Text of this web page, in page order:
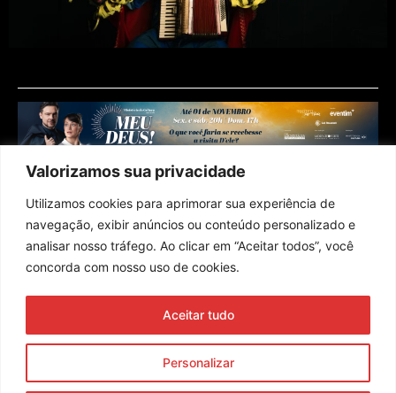
Valorizamos sua privacidade
Utilizamos cookies para aprimorar sua experiência de
navegação, exibir anúncios ou conteúdo personalizado e
analisar nosso tráfego. Ao clicar em “Aceitar todos”, você
concorda com nosso uso de cookies.
Personalizar
Aceitar tudo
Assine nossa newsletter
Enviar
© 2023 Morente Forte. Todos os direitos reservados